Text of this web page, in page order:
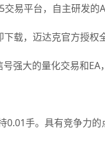
平台，自主研发的
载，迈达克官方授权
强大的量化交易和EA
手。具有竞争力的